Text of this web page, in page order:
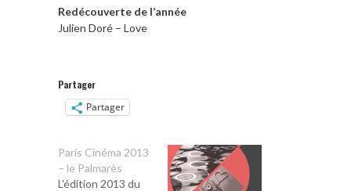
Redécouverte de l’année
Julien Doré – Love
Partager
Partager
Paris Cinéma 2013
– le Palmarès
L'édition 2013 du